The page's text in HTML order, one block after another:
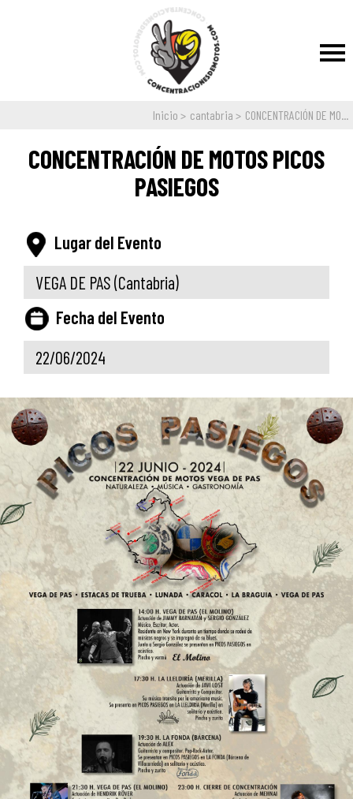
Inicio cantabria CONCENTRACIÓN DE MO...
CONCENTRACIÓN DE MOTOS PICOS
PASIEGOS
Lugar del Evento
VEGA DE PAS(Cantabria)
Fecha del Evento
22/06/2024